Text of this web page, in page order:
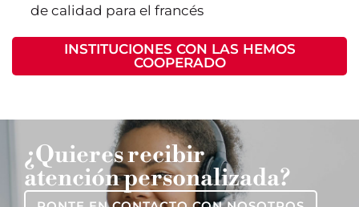
de calidad para el francés
INSTITUCIONES CON LAS HEMOS
COOPERADO
¿Quieres recibir
atención personalizada?